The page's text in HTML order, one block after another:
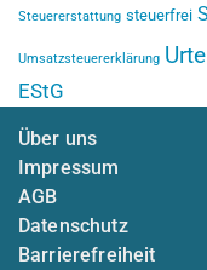
Steuererstattung steuerfrei
Umsatzsteuererklärung
EStG
Über uns
Impressum
AGB
Datenschutz
Barrierefreiheit